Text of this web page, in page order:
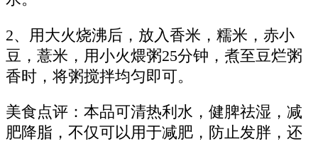
2、用大火烧沸后，放入香米，糯米，赤小
豆，薏米，用小火煨粥25分钟，煮至豆烂粥
香时，将粥搅拌均匀即可。
美食点评：本品可清热利水，健脾祛湿，减
肥降脂，不仅可以用于减肥，防止发胖，还